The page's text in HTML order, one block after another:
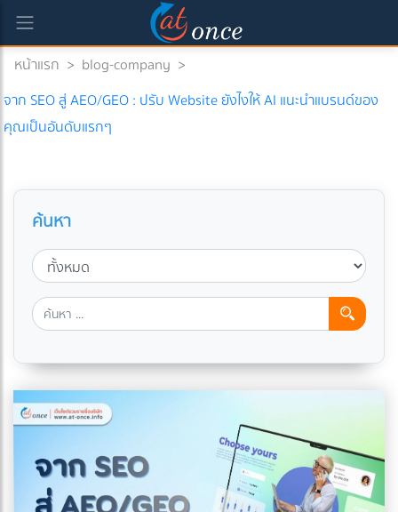
หน้าแรก > blog-company >
จาก SEO สู่ AEO/GEO : ปรับ Website ยังไงให้ AI แนะนำแบรนด์ของ
คุณเป็นอันดับแรกๆ
ค้นหา